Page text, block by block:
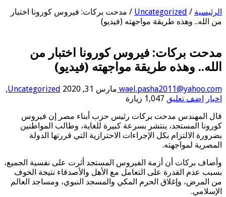
الرئيسية /
Uncategorized
/ مدحت بركات: فيروس كورونا اختبار
من الله.. وهذه طريقة مواجهته (فيديو)
مدحت بركات: فيروس كورونا اختبار من
الله.. وهذه طريقة مواجهته (فيديو)
wael.pasha2011@yahoo.com مارس 31, 2020 Uncategorized
,
اخبار اضف تعليق 1,047 زيارة
قال المهندس مدحت بركات رئيس حزب أبناء مصر إن فيروس
كورونا المستجد، ينتشر بسرعة كبيرة للغاية، وطالب المواطنين
بضرورة الالتزام بكل الإجراءات الاحترازية التي قررتها الدولة
المصرية لمواجهته.
وأضاف بركات أن أزمة الفيروس المستجد أثرت على نفسية الجميع،
بسبب عدم القدرة على التعامل مع الأهل والأصدقاء نتيجة الخوف
من المرض، وإغلاق الحرم المكي والمسجد النبوي، ومساجد العالم
الإسلامي.